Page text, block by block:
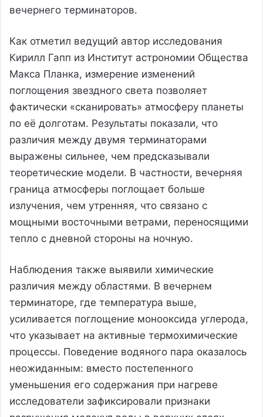
вечернего терминаторов.
Как отметил ведущий автор исследования
Кирилл Гапп из Институт астрономии Общества
Макса Планка, измерение изменений
поглощения звездного света позволяет
фактически «сканировать» атмосферу планеты
по её долготам. Результаты показали, что
различия между двумя терминаторами
выражены сильнее, чем предсказывали
теоретические модели. В частности, вечерняя
граница атмосферы поглощает больше
излучения, чем утренняя, что связано с
мощными восточными ветрами, переносящими
тепло с дневной стороны на ночную.
Наблюдения также выявили химические
различия между областями. В вечернем
терминаторе, где температура выше,
усиливается поглощение монооксида углерода,
что указывает на активные термохимические
процессы. Поведение водяного пара оказалось
неожиданным: вместо постепенного
уменьшения его содержания при нагреве
исследователи зафиксировали признаки